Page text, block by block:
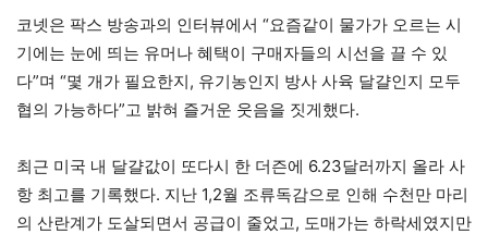
코넷은 팍스 방송과의 인터뷰에서 “요즘같이 물가가 오르는 시
기에는 눈에 띄는 유머나 혜택이 구매자들의 시선을 끌 수 있
다”며 “몇 개가 필요한지, 유기농인지 방사 사육 달걀인지 모두
협의 가능하다”고 밝혀 즐거운 웃음을 짓게했다.
최근 미국 내 달걀값이 또다시 한 더즌에 6.23달러까지 올라 사
항 최고를 기록했다. 지난 1,2월 조류독감으로 인해 수천만 마리
의 산란계가 도살되면서 공급이 줄었고, 도매가는 하락세였지만